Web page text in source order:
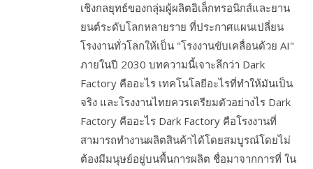
เชิงกลยุทธ์ของกลุ่มผู้ผลิตอิเล็กทรอนิกส์และยาน
ยนต์ระดับโลกหลายราย ที่ประกาศแผนเปลี่ยน
โรงงานทั่วโลกให้เป็น "โรงงานขับเคลื่อนด้วย AI"
ภายในปี 2030 บทความนี้เจาะลึกว่า Dark
Factory คืออะไร เทคโนโลยีอะไรที่ทำให้มันเป็น
จริง และโรงงานไทยควรเตรียมตัวอย่างไร Dark
Factory คืออะไร Dark Factory คือโรงงานที่
สามารถทำงานผลิตสินค้าได้โดยสมบูรณ์โดยไม่
ต้องมีมนุษย์อยู่บนพื้นการผลิต ชื่อมาจากการที่ ใน